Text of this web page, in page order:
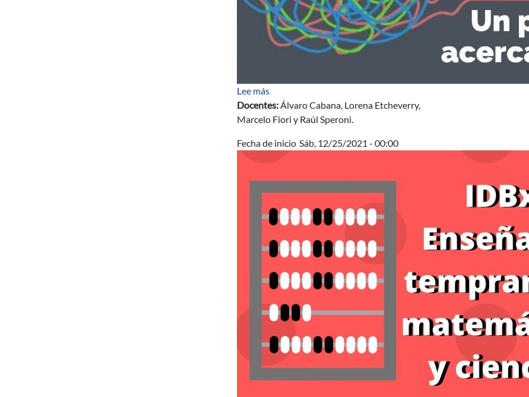
Lee mássobre Curso Ciencia de Datos: un primer acercamiento
Docentes:Álvaro Cabana, Lorena Etcheverry,
Marcelo Fiori y Raúl Speroni.
Fecha de inicio Sáb, 12/25/2021 - 00:00